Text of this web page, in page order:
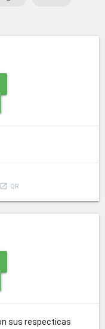
launch QR
sus respecticas